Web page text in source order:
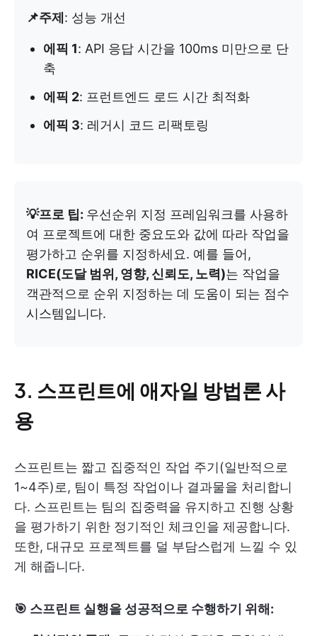
📌주제 : 성능 개선
에픽 1: API 응답 시간을 100ms 미만으로 단
축
에픽 2: 프런트엔드 로드 시간 최적화
에픽 3: 레거시 코드 리팩토링
💡프로 팁: 우선순위 지정 프레임워크를 사용하
여 프로젝트에 대한 중요도와 값에 따라 작업을
평가하고 순위를 지정하세요. 예를 들어,
RICE(도달 범위, 영향, 신뢰도, 노력)는 작업을
객관적으로 순위 지정하는 데 도움이 되는 점수
시스템입니다.
3. 스프린트에 애자일 방법론 사
용
스프린트는 짧고 집중적인 작업 주기(일반적으로
1~4주)로, 팀이 특정 작업이나 결과물을 처리합니
다. 스프린트는 팀의 집중력을 유지하고 진행 상황
을 평가하기 위한 정기적인 체크인을 제공합니다.
또한, 대규모 프로젝트를 덜 부담스럽게 느낄 수 있
게 해줍니다.
🎯 스프린트 실행을 성공적으로 수행하기 위해: